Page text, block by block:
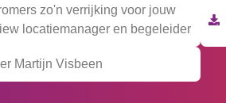
zo'n verrijking voor jouw
locatiemanager en begeleider
Martijn Visbeen